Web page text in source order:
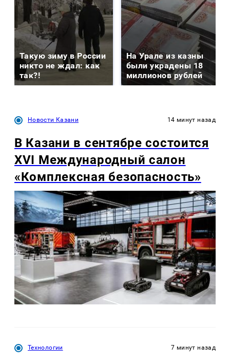
Такую зиму в России
никто не ждал: как
так?!
На Урале из казны
были украдены 18
миллионов рублей
Новости Казани 14 минут назад
В Казани в сентябре состоится
XVI Международный салон
«Комплексная безопасность»
Технологии 7 минут назад